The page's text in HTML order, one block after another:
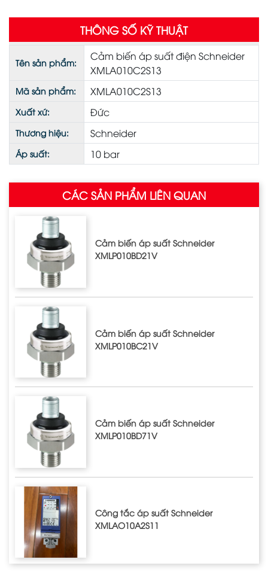
THÔNG SỐ KỸ THUẬT
Tên sản phẩm:
Cảm biến áp suất điện Schneider
XMLA010C2S13
Mã sản phẩm: XMLA010C2S13
Xuất xứ: Đức
Thương hiệu: Schneider
Áp suất: 10 bar
CÁC SẢN PHẨM LIÊN QUAN
Cảm biến áp suất Schneider
XMLP010BD21V
Cảm biến áp suất Schneider
XMLP010BC21V
Cảm biến áp suất Schneider
XMLP010BD71V
Công tắc áp suất Schneider
XMLAO10A2S11